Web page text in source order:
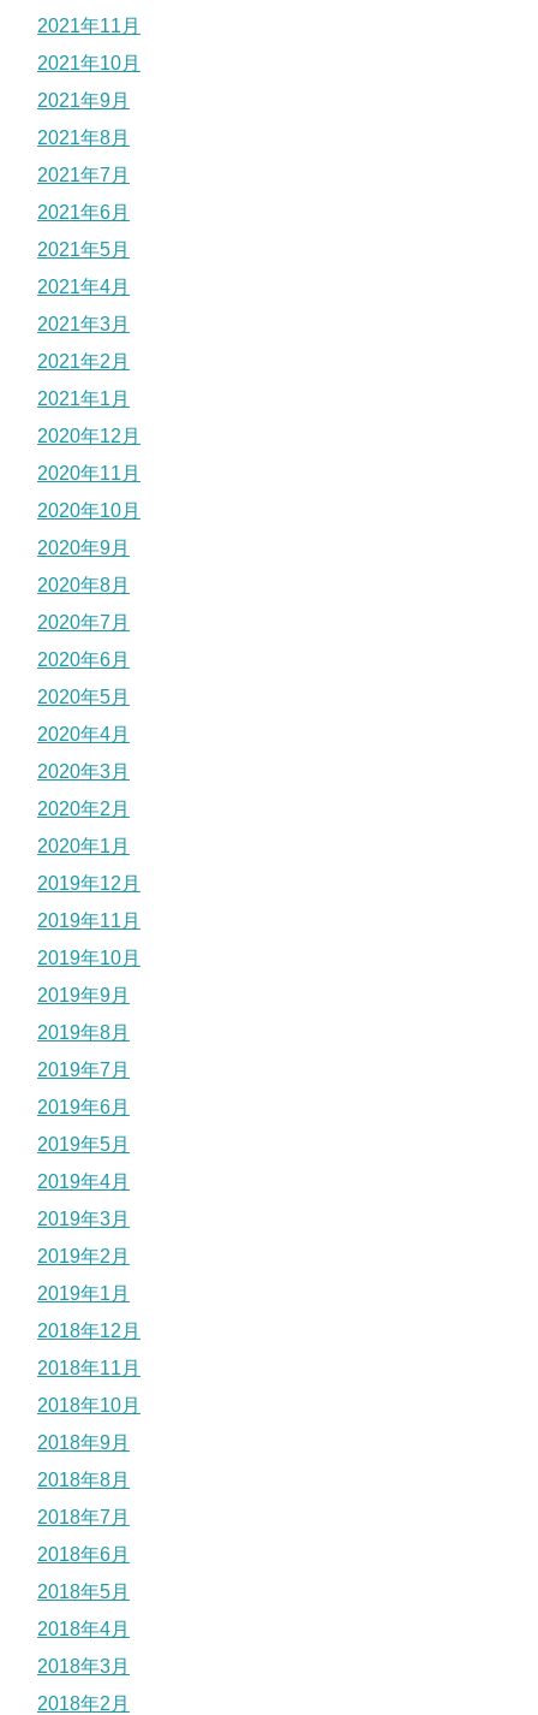
2021年11月
2021年10月
2021年9月
2021年8月
2021年7月
2021年6月
2021年5月
2021年4月
2021年3月
2021年2月
2021年1月
2020年12月
2020年11月
2020年10月
2020年9月
2020年8月
2020年7月
2020年6月
2020年5月
2020年4月
2020年3月
2020年2月
2020年1月
2019年12月
2019年11月
2019年10月
2019年9月
2019年8月
2019年7月
2019年6月
2019年5月
2019年4月
2019年3月
2019年2月
2019年1月
2018年12月
2018年11月
2018年10月
2018年9月
2018年8月
2018年7月
2018年6月
2018年5月
2018年4月
2018年3月
2018年2月